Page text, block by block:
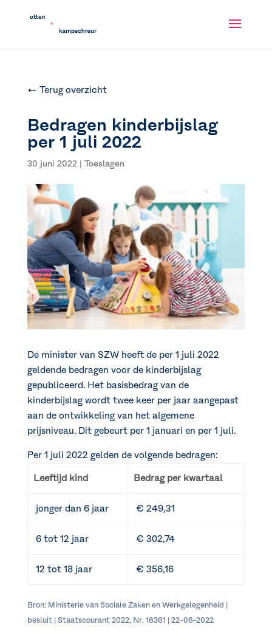
← Terug overzicht
Bedragen kinderbijslag
per 1 juli 2022
30 juni 2022| Toeslagen
De minister van SZW heeft de per 1 juli 2022
geldende bedragen voor de kinderbijslag
gepubliceerd. Het basisbedrag van de
kinderbijslag wordt twee keer per jaar aangepast
aan de ontwikkeling van het algemene
prijsniveau. Dit gebeurt per 1 januari en per 1 juli.
Per 1 juli 2022 gelden de volgende bedragen:
Leeftijd kind Bedrag per kwartaal
jonger dan 6 jaar € 249,31
6 tot 12 jaar € 302,74
12 tot 18 jaar € 356,16
Bron: Ministerie van Sociale Zaken en Werkgelegenheid |
besluit | Staatscourant 2022, Nr. 16361 | 22-06-2022